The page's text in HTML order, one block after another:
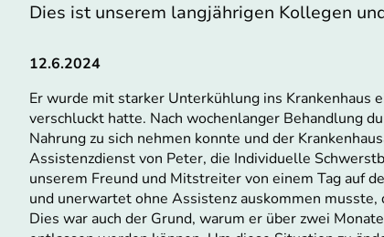
Dies ist unserem langjährigen Kollegen
12.6.2024
Er wurde mit starker Unterkühlung ins Krankenhaus
verschluckt hatte. Nach wochenlanger Behandlung
Nahrung zu sich nehmen konnte und der
Assistenzdienst von Peter, die Individuelle
unserem Freund und Mitstreiter von einem Tag auf
und unerwartet ohne Assistenz auskommen
Dies war auch der Grund, warum er über zwei